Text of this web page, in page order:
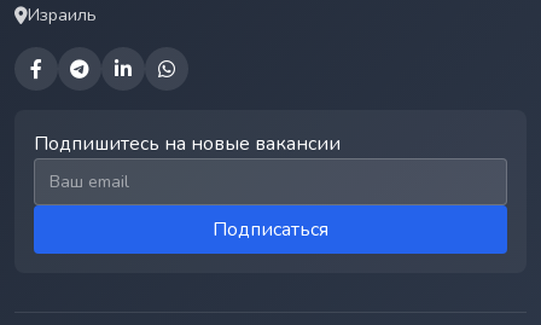
Израиль
Подпишитесь на новые вакансии
Email для подписки
Подписаться